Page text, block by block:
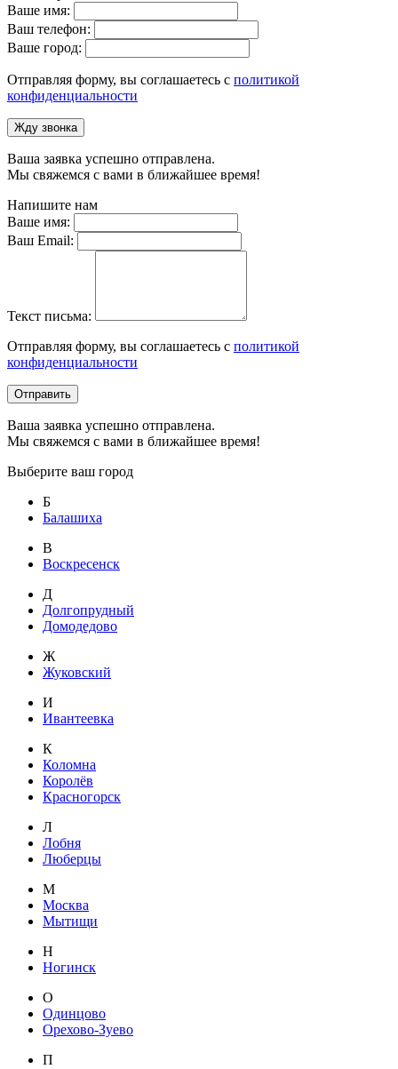
Ваше имя:
Ваш телефон:
Ваше город:
Отправляя форму, вы соглашаетесь с политикой
конфиденциальности
Жду звонка
Ваша заявка успешно отправлена.
Мы свяжемся с вами в ближайшее время!
Напишите нам
Ваше имя:
Ваш Email:
Текст письма:
Отправляя форму, вы соглашаетесь с политикой
конфиденциальности
Отправить
Ваша заявка успешно отправлена.
Мы свяжемся с вами в ближайшее время!
Выберите ваш город
Б
Балашиха
В
Воскресенск
Д
Долгопрудный
Домодедово
Ж
Жуковский
И
Ивантеевка
К
Коломна
Королёв
Красногорск
Л
Лобня
Люберцы
М
Москва
Мытищи
Н
Ногинск
О
Одинцово
Орехово-Зуево
П